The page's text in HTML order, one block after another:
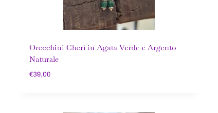
Orecchini Cherì in Agata Verde e Argento
Naturale
€39,00